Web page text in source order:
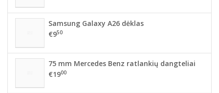
Samsung Galaxy A26 dėklas
€950
75 mm Mercedes Benz ratlankių dangteliai
€1900